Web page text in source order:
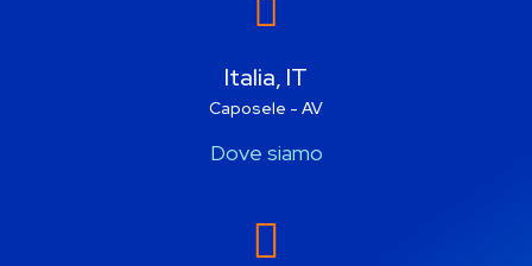
Italia, IT
Caposele - AV
Dove siamo